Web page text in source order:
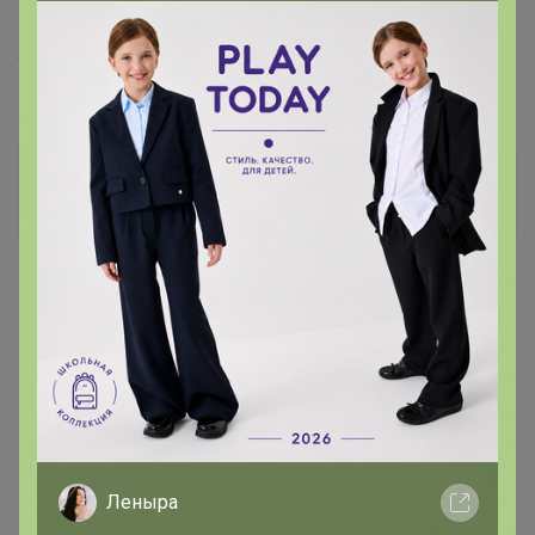
заказала 31 на об 102 от 83 но грызут сомнения ,
помогите плииз!
Мафия
Магистр
23 октября, 2018 13:35
Мафия, подскажите мне нужно маме джинсы на
ОБ120 ? какой лучше размер выбрать 34 или 36?
— "vally"
Леныра